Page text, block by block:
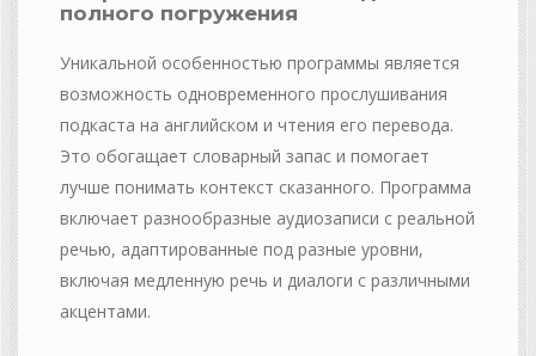
полного погружения
Уникальной особенностью программы является
возможность одновременного прослушивания
подкаста на английском и чтения его перевода.
Это обогащает словарный запас и помогает
лучше понимать контекст сказанного. Программа
включает разнообразные аудиозаписи с реальной
речью, адаптированные под разные уровни,
включая медленную речь и диалоги с различными
акцентами.